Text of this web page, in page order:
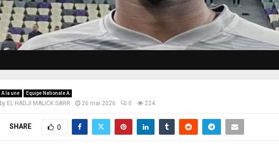
A la une Equipe Nationale A
by EL HADJI MALICK SARR 26 mai 2026 0 224
SHARE 0